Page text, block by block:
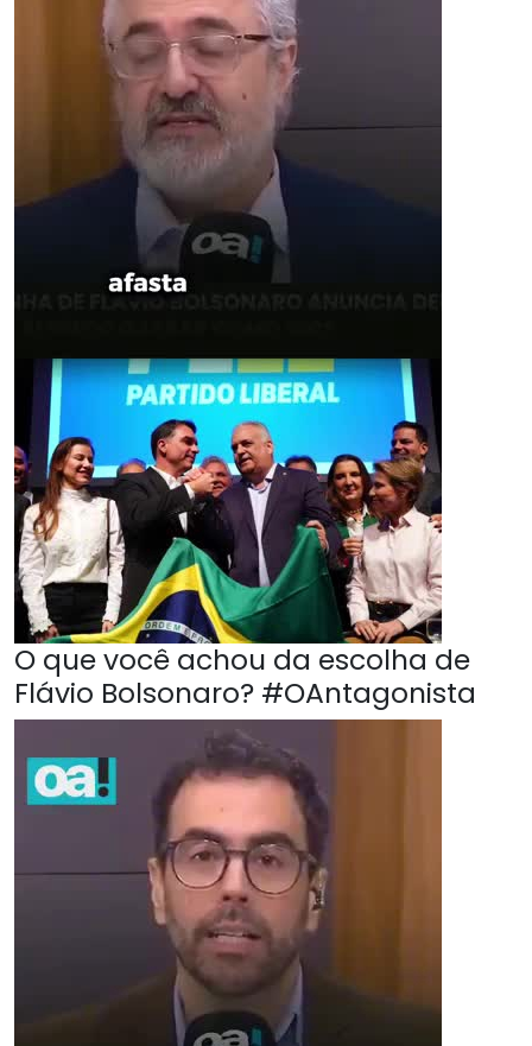
O que você achou da escolha de
Flávio Bolsonaro? #OAntagonista